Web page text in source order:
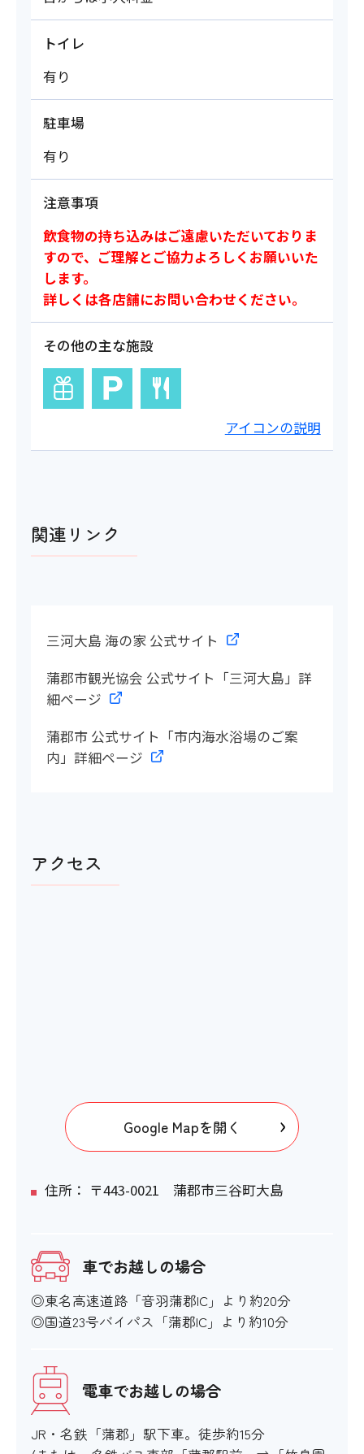
トイレ
有り
駐車場
有り
注意事項
飲食物の持ち込みはご遠慮いただいておりま
すので、ご理解とご協力よろしくお願いいた
します。
詳しくは各店舗にお問い合わせください。
その他の主な施設
アイコンの説明
関連リンク
三河大島 海の家 公式サイト
蒲郡市観光協会 公式サイト「三河大島」詳
細ページ
蒲郡市 公式サイト「市内海水浴場のご案
内」詳細ページ
アクセス
Google Mapを開く
住所： 〒443-0021 蒲郡市三谷町大島
車でお越しの場合
◎東名高速道路「音羽蒲郡IC」より約20分
◎国道23号バイパス「蒲郡IC」より約10分
電車でお越しの場合
JR・名鉄「蒲郡」駅下車。徒歩約15分